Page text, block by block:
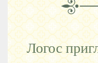
Логос